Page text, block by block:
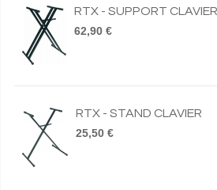
RTX - SUPPORT
62,90 €
RTX - STAND CLAVIER
25,50 €